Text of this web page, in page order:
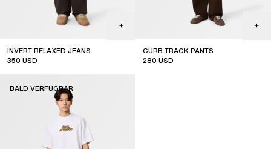
INVERT RELAXED JEANS
350 USD
CURB TRACK PANTS
280 USD
BALD VERFÜGBAR